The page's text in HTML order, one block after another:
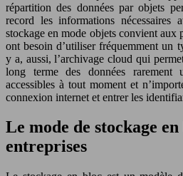
répartition des données par objets
record les informations nécessaires
stockage en mode objets convient aux
ont besoin d’utiliser fréquemment un
y a, aussi, l’archivage cloud qui
long terme des données rarement
accessibles à tout moment et
connexion internet et entrer les
Le mode de stockage
entreprises